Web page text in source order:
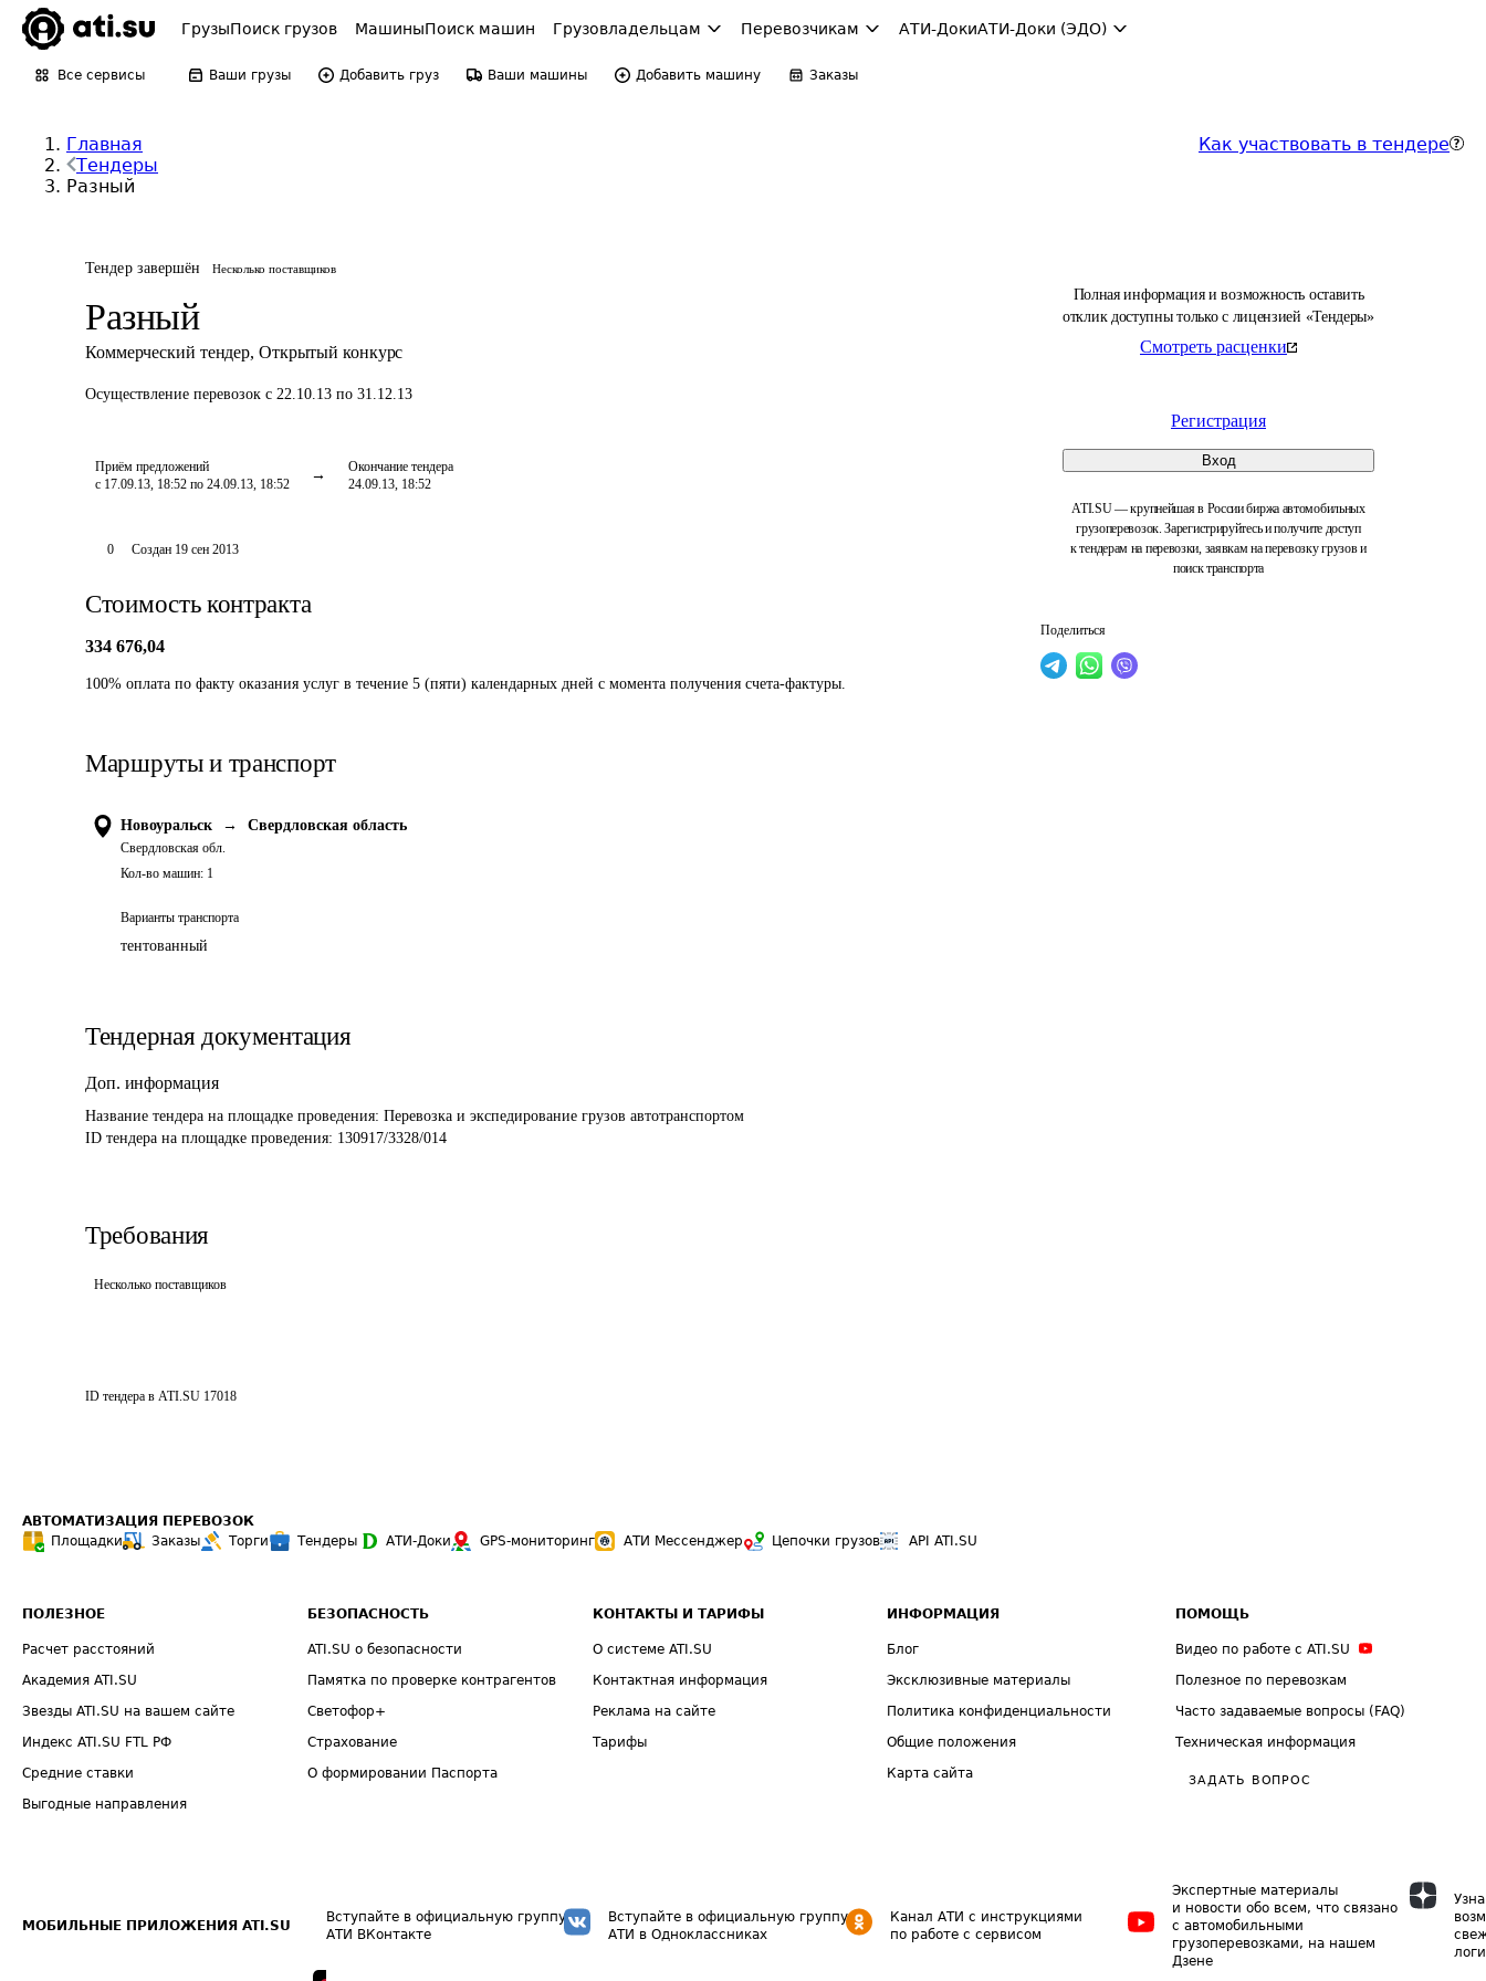
ГрузыПоиск грузов МашиныПоиск машин Грузовладельцам Перевозчикам АТИ-ДокиАТИ-Доки (ЭДО)
Все сервисы Ваши грузы Добавить груз Ваши машины Добавить машину Заказы
Главная
Тендеры
Разный
Как участвовать в тендере
Тендер завершён Несколько поставщиков
Разный
Коммерческий тендер, Открытый конкурс
Осуществление перевозок с 22.10.13 по 31.12.13
Приём предложений
с 17.09.13, 18:52 по 24.09.13, 18:52
Окончание тендера
24.09.13, 18:52
Полная информация и возможность оставить
отклик доступны только с лицензией «Тендеры»
Смотреть расценки
Регистрация
Вход
ATI.SU — крупнейшая в России биржа автомобильных
грузоперевозок. Зарегистрируйтесь и получите доступ
к тендерам на перевозки, заявкам на перевозку грузов и
поиск транспорта
Поделиться
0 Создан 19 сен 2013
Стоимость контракта
334 676,04
100% оплата по факту оказания услуг в течение 5 (пяти) календарных дней с момента получения счета-фактуры.
Маршруты и транспорт
Новоуральск →
Свердловская обл.
Свердловская область
Кол-во машин: 1
Варианты транспорта
тентованный
Тендерная документация
Доп. информация
Название тендера на площадке проведения: Перевозка и экспедирование грузов автотранспортом
ID тендера на площадке проведения: 130917/3328/014
Требования
Несколько поставщиков
ID тендера в ATI.SU 17018
АВТОМАТИЗАЦИЯ ПЕРЕВОЗОК
Площадки
Заказы Торги Тендеры АТИ-Доки GPS-мониторинг АТИ Мессенджер Цепочки грузов API ATI.SU
ПОЛЕЗНОЕ
Расчет расстояний
Академия ATI.SU
Звезды ATI.SU на вашем сайте
Индекс ATI.SU FTL РФ
Средние ставки
Выгодные направления
БЕЗОПАСНОСТЬ
ATI.SU о безопасности
Памятка по проверке контрагентов
Светофор+
Страхование
О формировании Паспорта
КОНТАКТЫ И ТАРИФЫ
О системе ATI.SU
Контактная информация
Реклама на сайте
Тарифы
ИНФОРМАЦИЯ
Блог
Эксклюзивные материалы
Политика конфиденциальности
Общие положения
Карта сайта
ПОМОЩЬ
Видео по работе с ATI.SU
Полезное по перевозкам
Часто задаваемые вопросы (FAQ)
Техническая информация
ЗАДАТЬ ВОПРОС
МОБИЛЬНЫЕ ПРИЛОЖЕНИЯ ATI.SU
Вступайте в официальную группу
АТИ ВКонтакте
Вступайте в официальную группу
АТИ в Одноклассниках
Канал АТИ с инструкциями
по работе с сервисом
Экспертные материалы
и новости обо всем, что связано
с автомобильными
грузоперевозками, на нашем
Дзене